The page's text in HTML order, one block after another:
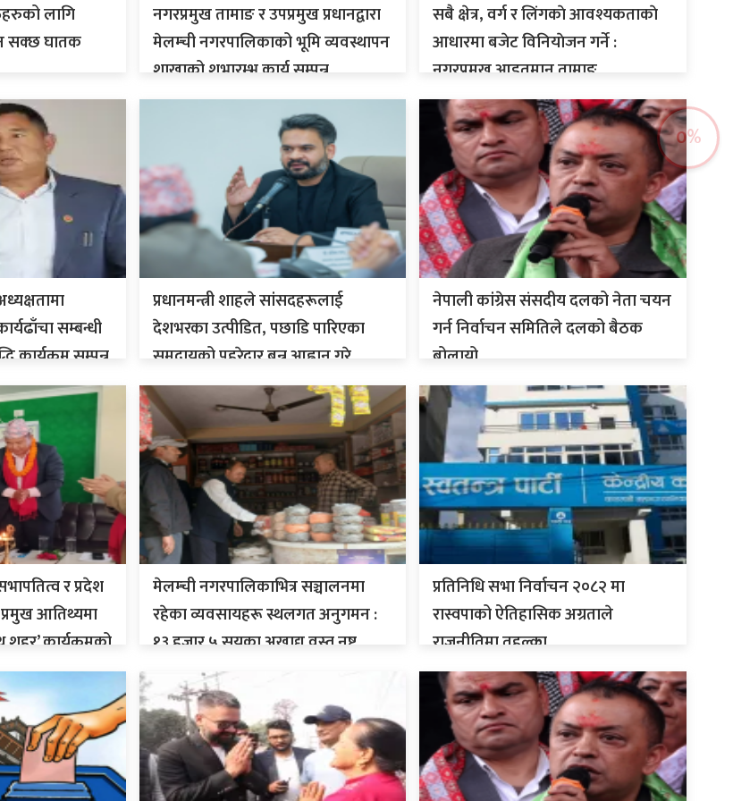
0%
लागि
सक्छ घातक
नगरप्रमुख तामाङ र उपप्रमुख प्रधानद्वारा
मेलम्ची नगरपालिकाको भूमि व्यवस्थापन
शाखाको शुभारम्भ कार्य सम्पन्न
सबै क्षेत्र, वर्ग र लिंगकाे आवश्यकताकाे
आधारमा बजेट विनियाेजन गर्ने :
नगरप्रमुख आइतमान तामाङ
सम्बन्धी
कार्यक्रम सम्पन्न
प्रधानमन्त्री शाहले सांसदहरूलाई
देशभरका उत्पीडित, पछाडि पारिएका
समुदायको पहरेदार बन्न आह्वान गरे
नेपाली कांग्रेस संसदीय दलको नेता चयन
गर्न निर्वाचन समितिले दलको बैठक
बोलायो
र प्रदेश
प्रमुख आतिथ्यमा
कार्यक्रमको
मेलम्ची नगरपालिकाभित्र सञ्चालनमा
रहेका व्यवसायहरू स्थलगत अनुगमन :
१३ हजार ५ सयका अखाद्य वस्तु नष्ट
प्रतिनिधि सभा निर्वाचन २०८२ मा
रास्वपाको ऐतिहासिक अग्रताले
राजनीतिमा तहल्का